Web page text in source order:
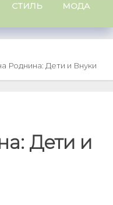
СТИЛЬ
МОДА
Роднина: Дети и Внуки
Дети и